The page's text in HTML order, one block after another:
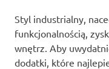
Styl industrialny,
funkcjonalnością,
wnętrz. Aby
dodatki, które